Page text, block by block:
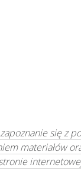
się z
materiałów